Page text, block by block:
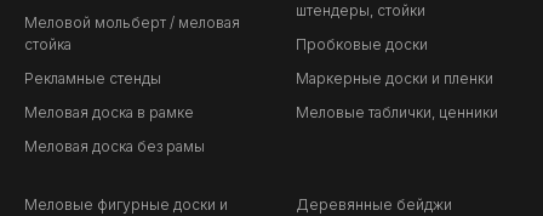
Меловой мольберт / меловая
стойка
Рекламные стенды
Меловая доска в рамке
Меловая доска без рамы
штендеры, стойки
Пробковые доски
Маркерные доски и пленки
Меловые таблички, ценники
Меловые фигурные доски и
Деревянные бейджи